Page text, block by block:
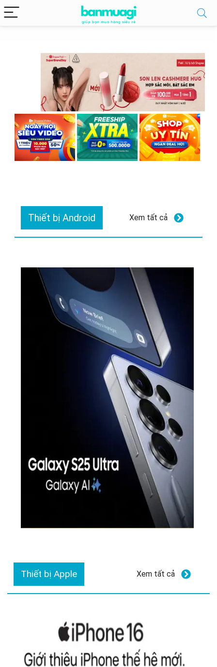
Thiết bị Android Xem tất cả
Thiết bị Apple Xem tất cả